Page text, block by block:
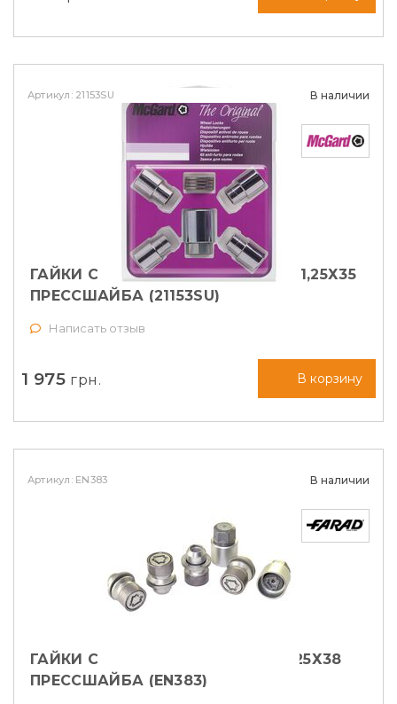
Артикул: 21153SU В наличии
ГАЙКИ СЕКРЕТНЫЕ MCGARD М12Х1,25Х35
ПРЕССШАЙБА (21153SU)
Написать отзыв
1 975 грн. В корзину
Артикул: EN383 В наличии
ГАЙКИ СЕКРЕТНЫЕ FARAD М12Х1,25Х38
ПРЕССШАЙБА (EN383)